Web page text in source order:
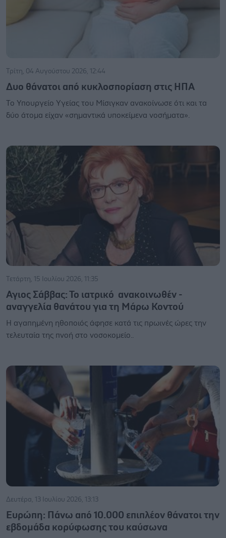
Τρίτη, 04 Αυγούστου 2026, 12:44
Δυο θάνατοι από κυκλοσπορίαση στις ΗΠΑ
Το Υπουργείο Υγείας του Μίσιγκαν ανακοίνωσε ότι και τα
δύο άτομα είχαν «σημαντικά υποκείμενα νοσήματα».
Τετάρτη, 15 Ιουλίου 2026, 11:35
Αγιος Σάββας: Το ιατρικό ανακοινωθέν -
αναγγελία θανάτου για τη Μάρω Κοντού
Η αγαπημένη ηθοποιός άφησε κατά τις πρωινές ώρες την
τελευταία της πνοή στο νοσοκομείο..
Δευτέρα, 13 Ιουλίου 2026, 13:13
Ευρώπη: Πάνω από 10.000 επιπλέον θάνατοι την
εβδομάδα κορύφωσης του καύσωνα